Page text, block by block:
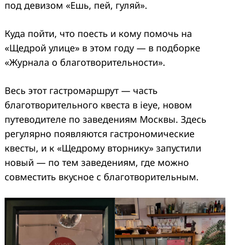
под девизом «Ешь, пей, гуляй».
Куда пойти, что поесть и кому помочь на
«Щедрой улице» в этом году — в подборке
«Журнала о благотворительности».
Весь этот гастромаршрут — часть
благотворительного квеста в ieye, новом
путеводителе по заведениям Москвы. Здесь
регулярно появляются гастрономические
квесты, и к «Щедрому вторнику» запустили
новый — по тем заведениям, где можно
совместить вкусное с благотворительным.